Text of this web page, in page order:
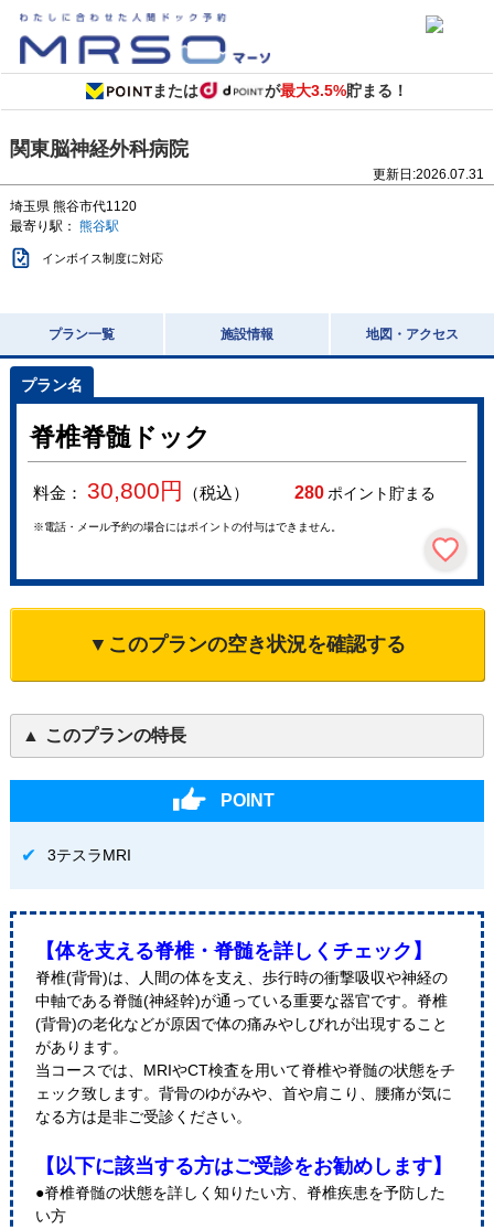
または が最大3.5%貯まる！
関東脳神経外科病院
更新日:2026.07.31
埼玉県 熊谷市代1120
最寄り駅： 熊谷駅
インボイス制度に対応
プラン一覧 施設情報 地図・アクセス
脊椎脊髄ドック
料金： 30,800円 （税込） 280ポイント貯まる
※電話・メール予約の場合にはポイントの付与はできません。
▼このプランの空き状況を確認する
このプランの特長
POINT
3テスラMRI
【体を支える脊椎・脊髄を詳しくチェック】
脊椎(背骨)は、人間の体を支え、歩行時の衝撃吸収や神経の
中軸である脊髄(神経幹)が通っている重要な器官です。脊椎
(背骨)の老化などが原因で体の痛みやしびれが出現すること
があります。
当コースでは、MRIやCT検査を用いて脊椎や脊髄の状態をチ
ェック致します。背骨のゆがみや、首や肩こり、腰痛が気に
なる方は是非ご受診ください。
【以下に該当する方はご受診をお勧めします】
●脊椎脊髄の状態を詳しく知りたい方、脊椎疾患を予防した
い方